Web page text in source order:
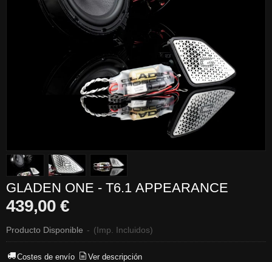
GLADEN ONE - T6.1 APPEARANCE
439,00 €
Producto Disponible - (Imp. Incluidos)
Costes de envío Ver descripción